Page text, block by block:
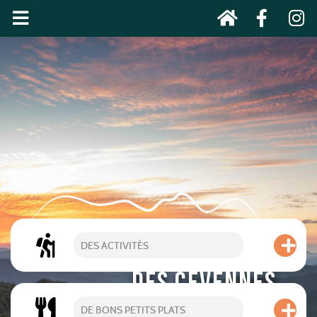
DES CÉVENNES
DES ACTIVITÉS
DE BONS PETITS PLATS